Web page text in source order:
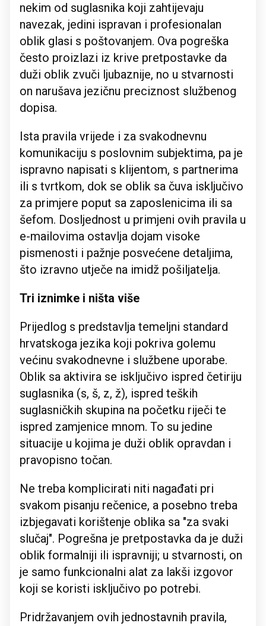
nekim od suglasnika koji zahtijevaju
navezak, jedini ispravan i profesionalan
oblik glasi s poštovanjem. Ova pogreška
često proizlazi iz krive pretpostavke da
duži oblik zvuči ljubaznije, no u stvarnosti
on narušava jezičnu preciznost službenog
dopisa.
Ista pravila vrijede i za svakodnevnu
komunikaciju s poslovnim subjektima, pa je
ispravno napisati s klijentom, s partnerima
ili s tvrtkom, dok se oblik sa čuva isključivo
za primjere poput sa zaposlenicima ili sa
šefom. Dosljednost u primjeni ovih pravila u
e-mailovima ostavlja dojam visoke
pismenosti i pažnje posvećene detaljima,
što izravno utječe na imidž pošiljatelja.
Tri iznimke i ništa više
Prijedlog s predstavlja temeljni standard
hrvatskoga jezika koji pokriva golemu
većinu svakodnevne i službene uporabe.
Oblik sa aktivira se isključivo ispred četiriju
suglasnika (s, š, z, ž), ispred teških
suglasničkih skupina na početku riječi te
ispred zamjenice mnom. To su jedine
situacije u kojima je duži oblik opravdan i
pravopisno točan.
Ne treba komplicirati niti nagađati pri
svakom pisanju rečenice, a posebno treba
izbjegavati korištenje oblika sa "za svaki
slučaj". Pogrešna je pretpostavka da je duži
oblik formalniji ili ispravniji; u stvarnosti, on
je samo funkcionalni alat za lakši izgovor
koji se koristi isključivo po potrebi.
Pridržavanjem ovih jednostavnih pravila,